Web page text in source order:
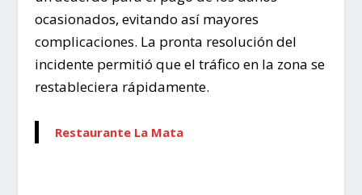
ocasionados, evitando así mayores
complicaciones. La pronta resolución del
incidente permitió que el tráfico en la zona se
restableciera rápidamente.
Restaurante La Mata